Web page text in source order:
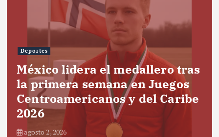
Deportes
México lidera el medallero tras
la primera semana en Juegos
Centroamericanos y del Caribe
2026
agosto 2, 2026